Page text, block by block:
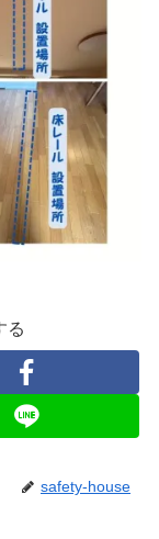
る
safety-house